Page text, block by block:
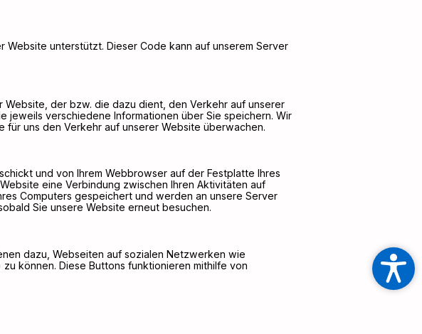
unterstützt. Dieser Code kann auf unserem Server
der bzw. die dazu dient, den Verkehr auf unserer
jeweils verschiedene Informationen über Sie speichern. Wir
uns den Verkehr auf unserer Website überwachen.
und von Ihrem Webbrowser auf der Festplatte Ihres
eine Verbindung zwischen Ihren Aktivitäten auf
Computers gespeichert und werden an unsere Server
Sie unsere Website erneut besuchen.
dazu, Webseiten auf sozialen Netzwerken wie
können. Diese Buttons funktionieren mithilfe von